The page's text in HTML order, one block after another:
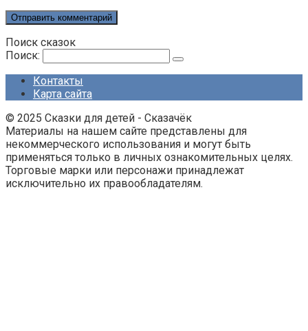
Поиск сказок
Поиск:
Контакты
Карта сайта
© 2025 Сказки для детей - Сказачёк
Материалы на нашем сайте представлены для
некоммерческого использования и могут быть
применяться только в личных ознакомительных целях.
Торговые марки или персонажи принадлежат
исключительно их правообладателям.